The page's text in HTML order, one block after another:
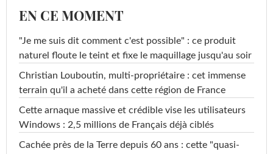
EN CE MOMENT
"Je me suis dit comment c'est possible" : ce produit
naturel floute le teint et fixe le maquillage jusqu'au soir
Christian Louboutin, multi-propriétaire : cet immense
terrain qu'il a acheté dans cette région de France
Cette arnaque massive et crédible vise les utilisateurs
Windows : 2,5 millions de Français déjà ciblés
Cachée près de la Terre depuis 60 ans : cette "quasi-